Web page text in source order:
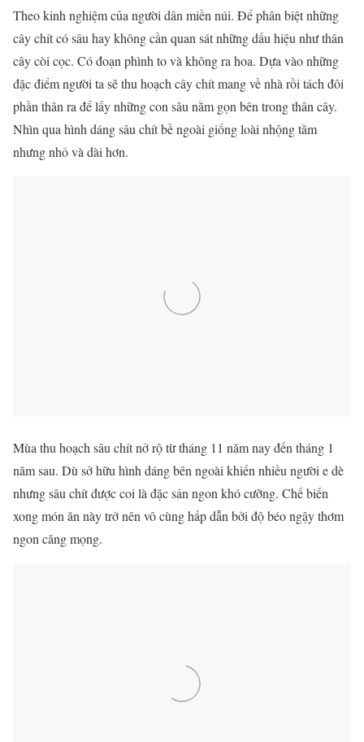
Theo kinh nghiệm của người dân miền núi. Để phân biệt những
cây chít có sâu hay không cần quan sát những dấu hiệu như thân
cây còi cọc. Có đoạn phình to và không ra hoa. Dựa vào những
đặc điểm người ta sẽ thu hoạch cây chít mang về nhà rồi tách đôi
phần thân ra để lấy những con sâu nằm gọn bên trong thân cây.
Nhìn qua hình dáng sâu chít bề ngoài giống loài nhộng tằm
nhưng nhỏ và dài hơn.
Mùa thu hoạch sâu chít nở rộ từ tháng 11 năm nay đến tháng 1
năm sau. Dù sở hữu hình dáng bên ngoài khiến nhiều người e dè
nhưng sâu chít được coi là đặc sản ngon khó cưỡng. Chế biến
xong món ăn này trở nên vô cùng hấp dẫn bởi độ béo ngậy thơm
ngon căng mọng.